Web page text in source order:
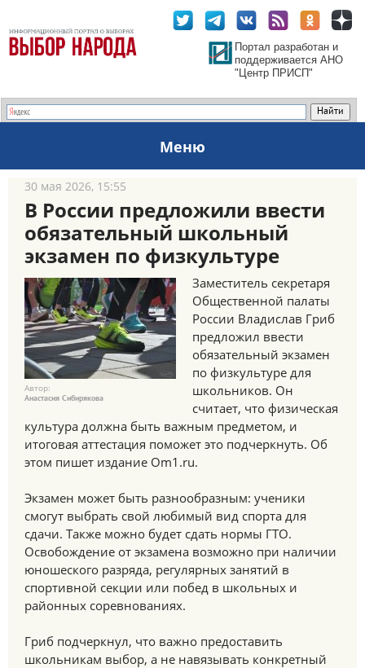
Портал разработан и
поддерживается АНО
"Центр ПРИСП"
Меню
30 мая 2026, 15:55
В России предложили ввести
обязательный школьный
экзамен по физкультуре
Автор:
Анастасия Сибирякова
Заместитель секретаря
Общественной палаты
России Владислав Гриб
предложил ввести
обязательный экзамен
по физкультуре для
школьников. Он
считает, что физическая
культура должна быть важным предметом, и
итоговая аттестация поможет это подчеркнуть. Об
этом пишет издание Om1.ru.
Экзамен может быть разнообразным: ученики
смогут выбрать свой любимый вид спорта для
сдачи. Также можно будет сдать нормы ГТО.
Освобождение от экзамена возможно при наличии
юношеского разряда, регулярных занятий в
спортивной секции или побед в школьных и
районных соревнованиях.
Гриб подчеркнул, что важно предоставить
школьникам выбор, а не навязывать конкретный